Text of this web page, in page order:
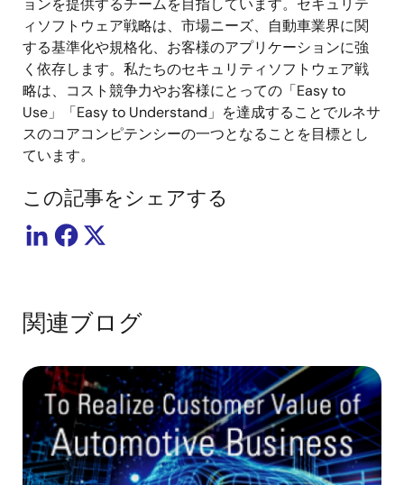
ョンを提供するチームを目指しています。セキュリテ
ィソフトウェア戦略は、市場ニーズ、自動車業界に関
する基準化や規格化、お客様のアプリケーションに強
く依存します。私たちのセキュリティソフトウェア戦
略は、コスト競争力やお客様にとっての「Easy to
Use」「Easy to Understand」を達成することでルネサ
スのコアコンピテンシーの一つとなることを目標とし
ています。
この記事をシェアする
関連ブログ